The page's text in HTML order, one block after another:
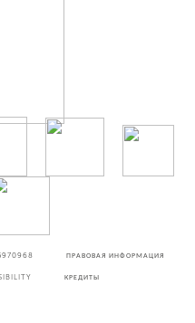
ПРАВОВАЯ ИНФОРМАЦИЯ
КРЕДИТЫ